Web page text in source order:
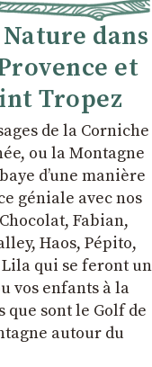
dans
et
Tropez
de la Corniche
ou la Montagne
dʼune manière
géniale avec nos
Fabian,
Haos, Pépito,
qui se feront un
vos enfants à la
que sont le Golf de
autour du